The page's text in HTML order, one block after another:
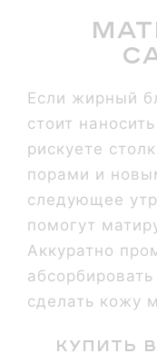
Если жирный
стоит
рискуете
порами и
следующее
помогут
Аккуратно
сделать кожу
Купить